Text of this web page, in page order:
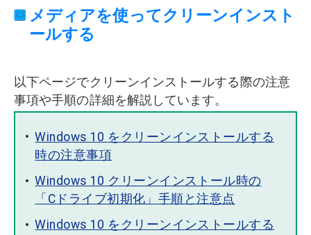
メディアを使ってクリーンインスト
ールする
以下ページでクリーンインストールする際の注意
事項や手順の詳細を解説しています。
Windows 10 をクリーンインストールする
時の注意事項
Windows 10 クリーンインストール時の
「Cドライブ初期化」手順と注意点
Windows 10 をクリーンインストールする